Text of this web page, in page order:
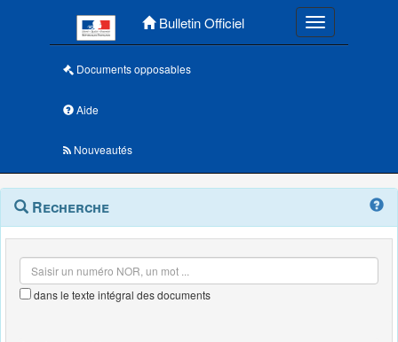
Bulletin Officiel Toggle
Documents opposables
Aide
Nouveautés
Navigation
outils
Menu
contextuel
Recherche
dans le texte intégral des documents